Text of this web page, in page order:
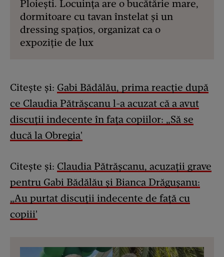
Ploiești. Locuința are o bucătărie mare,
dormitoare cu tavan înstelat și un
dressing spațios, organizat ca o
expoziție de lux
Citește și: Gabi Bădălău, prima reacție după
ce Claudia Pătrășcanu l-a acuzat că a avut
discuții indecente în fața copiilor: „Să se
ducă la Obregia'
Citește și: Claudia Pătrășcanu, acuzații grave
pentru Gabi Bădălău și Bianca Drăgușanu:
„Au purtat discuții indecente de față cu
copiii'